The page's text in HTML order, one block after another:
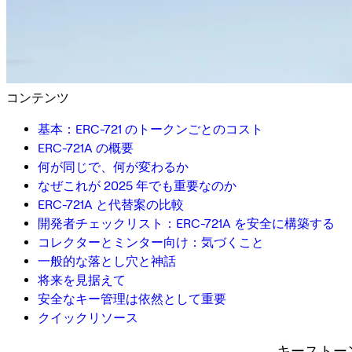
コンテンツ
基本：ERC-721 のトークンごとのコスト
ERC-721A の概要
何が同じで、何が変わるか
なぜこれが 2025 年でも重要なのか
ERC-721A と代替案の比較
開発者チェックリスト：ERC-721A を安全に構築する
コレクターとミンター向け：気づくこと
一般的な落とし穴と神話
将来を見据えて
安全なキー管理は依然として重要
クイックリソース